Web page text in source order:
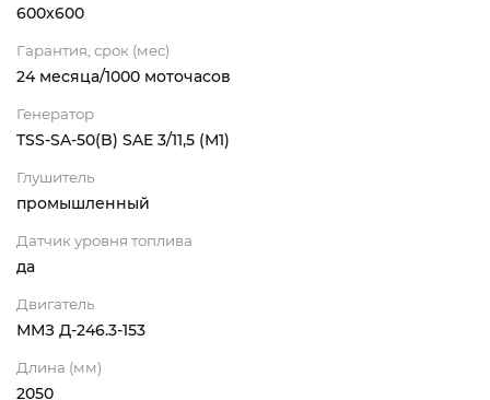
600х600
Гарантия, срок (мес)
24 месяца/1000 моточасов
Генератор
TSS-SA-50(B) SAE 3/11,5 (М1)
Глушитель
промышленный
Датчик уровня топлива
да
Двигатель
ММЗ Д-246.3-153
Длина (мм)
2050